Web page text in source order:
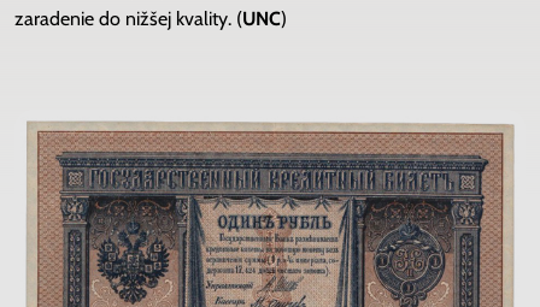
zaradenie do nižšej kvality. (UNC)